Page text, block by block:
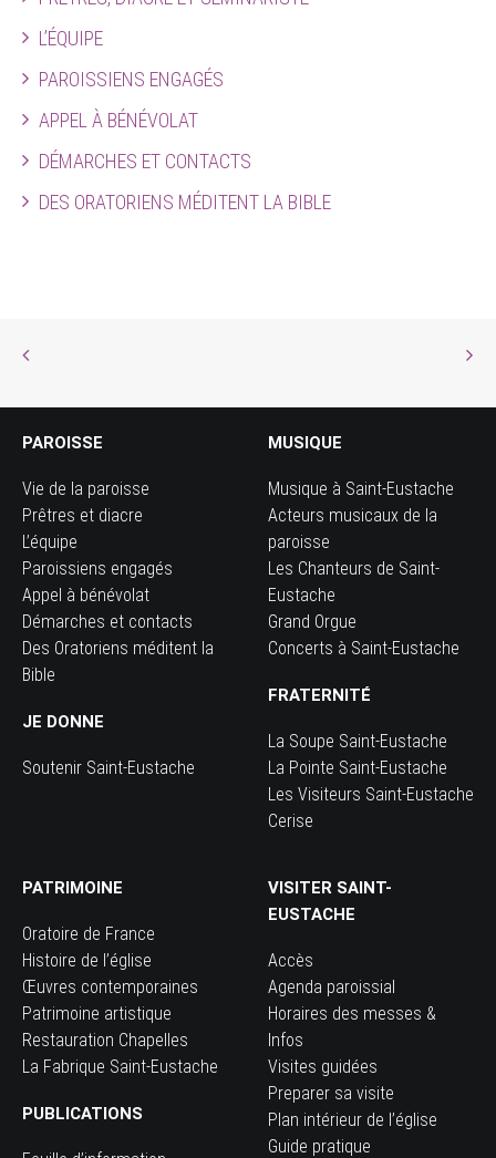
L’ÉQUIPE
PAROISSIENS ENGAGÉS
APPEL À BÉNÉVOLAT
DÉMARCHES ET CONTACTS
DES ORATORIENS MÉDITENT LA BIBLE
PAROISSE
Vie de la paroisse
Prêtres et diacre
L’équipe
Paroissiens engagés
Appel à bénévolat
Démarches et contacts
Des Oratoriens méditent la
Bible
JE DONNE
Soutenir Saint-Eustache
MUSIQUE
Musique à Saint-Eustache
Acteurs musicaux de la
paroisse
Les Chanteurs de Saint-
Eustache
Grand Orgue
Concerts à Saint-Eustache
FRATERNITÉ
La Soupe Saint-Eustache
La Pointe Saint-Eustache
Les Visiteurs Saint-Eustache
Cerise
PATRIMOINE
Oratoire de France
Histoire de l’église
Œuvres contemporaines
Patrimoine artistique
Restauration Chapelles
La Fabrique Saint-Eustache
PUBLICATIONS
VISITER SAINT-
EUSTACHE
Accès
Agenda paroissial
Horaires des messes &
Infos
Visites guidées
Preparer sa visite
Plan intérieur de l’église
Guide pratique